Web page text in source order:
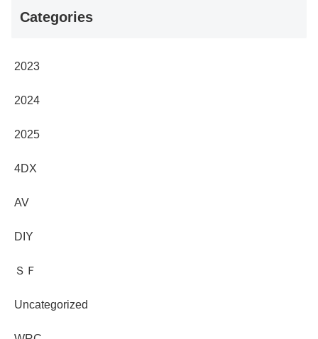
Categories
2023
2024
2025
4DX
AV
DIY
ＳＦ
Uncategorized